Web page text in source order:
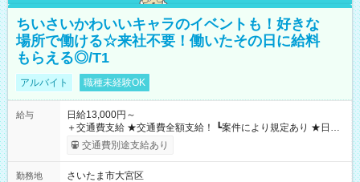
ちいさいかわいいキャラのイベントも！好きな
場所で働ける☆来社不要！働いたその日に給料
もらえる◎/T1
アルバイト 職種未経験OK
給与
日給13,000円～
＋交通費支給 ★交通費全額支給！ ┗案件により規定あり ★日払
いOK！（規定あり） ┗働いたその日に現金GET♪ お仕事後はコ
ンビニATMから 日払い分を引き落とせます！ 【試用期間】試
交通費別途支給あり
勤務地
さいたま市大宮区